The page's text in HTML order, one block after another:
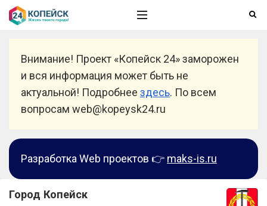
Внимание! Проект «Копейск 24» заморожен
и вся информация может быть не
актуальной! Подробнее здесь. По всем
вопросам web@kopeysk24.ru
Разработка Web проектов 👉 maks-is.ru
Город Копейск